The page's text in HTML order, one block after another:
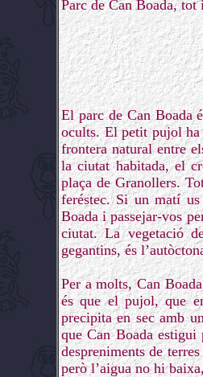
Parc de Can Boada, tot
El parc de Can Boada
ocults. El petit pujol ha
frontera natural entre
la ciutat habitada, el
plaça de Granollers.
feréstec. Si un matí
Boada i passejar-vos
ciutat. La vegetació
gegantins, és
Per a molts, Can
és que el pujol, que
precipita en sec amb
que Can Boada
despreniments de
però l’aigua no hi